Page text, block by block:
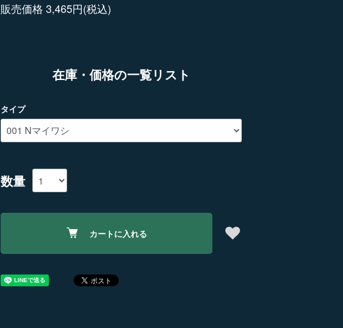
販売価格 3,465円(税込)
在庫・価格の一覧リスト
タイプ
数量
カートに入れる